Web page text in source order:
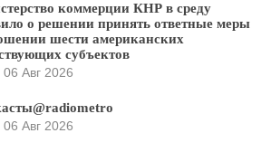
коммерции КНР в среду
о решении принять ответные меры
шести американских
субъектов
06 Авг 2026
06 Авг 2026